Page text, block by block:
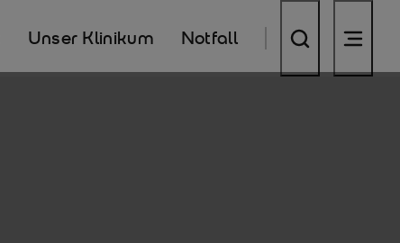
Unser Klinikum Notfall